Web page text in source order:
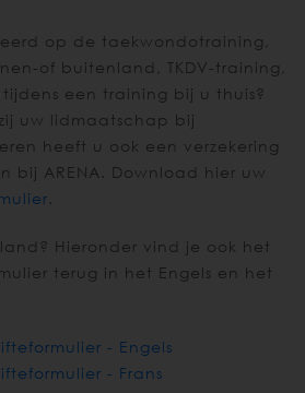
op de taekwondotraining,
of buitenland, TKDV-training,
een training bij u thuis?
uw lidmaatschap bij
heeft u ook een verzekering
bij ARENA. Download hier uw
Hieronder vind je ook het
terug in het Engels en het
- Engels
- Frans